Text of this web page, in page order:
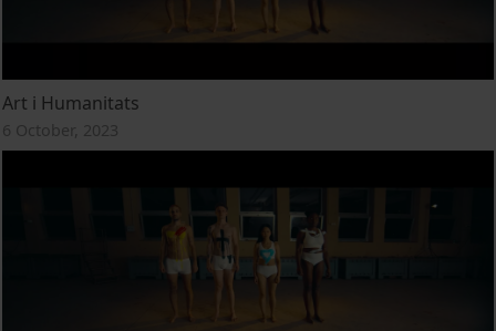
Art i Humanitats
6 October, 2023